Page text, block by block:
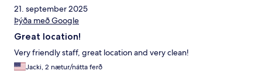
21. september 2025
Þýða með Google
Great location!
Very friendly staff, great location and very clean!
Jacki, 2 nætur/nátta ferð